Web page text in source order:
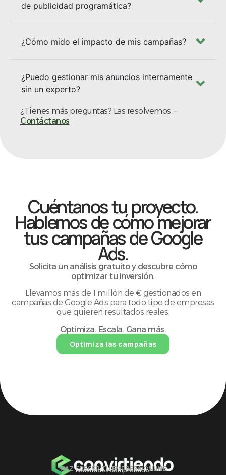
de publicidad programática?
¿Cómo mido el impacto de mis campañas?
¿Puedo gestionar mis anuncios internamente
sin un experto?
¿Tienes más preguntas? Las resolvemos. –
Contáctanos
Cuéntanos tu proyecto.
Hablemos de cómo mejorar
tus campañas de Google
Ads.
Solicita un análisis gratuito y descubre cómo
optimizar tu inversión.
Llevamos más de 1 millón de € gestionados en
campañas de Google Ads para todo tipo de empresas
que quieren resultados reales.
Optimiza. Escala. Gana más.
Optimiza las campañas
HAZ CRECER TU EMPRESA ONLINE
Resultados comprobados|